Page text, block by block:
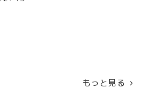
もっと見る